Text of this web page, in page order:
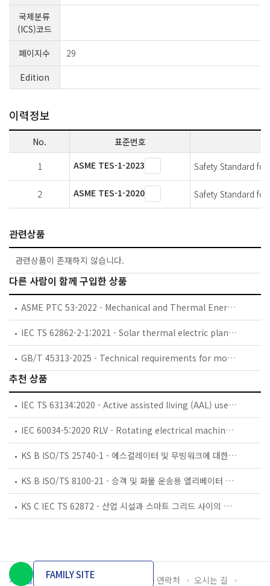
국제분류
(ICS)코드
페이지수
29
Edition
이력정보
No. 표준번호
1 ASME TES-1-2023 Safety Standard
2 ASME TES-1-2020 Safety Standard
관련상품
관련상품이 존재하지 않습니다.
다른 사람이 함께 구입한 상품
ASME PTC 53-2022 - Mechanical and Thermal Energy Storage Systems
IEC TS 62862-2-1:2021 - Solar thermal electric plants - Part 2-1: Thermal energy storage systems - Characterization of active, sensible systems for direct and indirect configurations
GB/T 45313-2025 - Technical requirements for molten salt thermal storage system of solar thermal electric plant
추천 상품
IEC TS 63134:2020 - Active assisted living (AAL) use cases
IEC 60034-5:2020 RLV - Rotating electrical machines - Part 5: Degrees of protection provided by the integral design of rotating electrical machines (IP code) - Classification
KS B ISO/TS 25740-1 - 에스컬레이터 및 무빙워크에 대한 안전요건 — 제1부: 세계공통 필수 안전요건(GESRs)
KS B ISO/TS 8100-21 - 승객 및 화물 운송용 엘리베이터 —제21부: 세계공통 필수안전요건(GESRs)을 충족하는 세계공통 안전 파라미터(GSPs)
KS C IEC TS 62872 - 산업 시설과 스마트 그리드 사이의 산업 공정 측정, 제어 및 자동화 시스템 인터페이스
개인정보처리방침 이용약관 담당자 연락처 오시는 길
FAMILY SITE